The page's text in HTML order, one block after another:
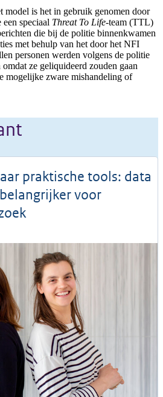
is het in gebruik genomen door
speciaal Threat To Life-team (TTL)
die bij de politie binnenkwamen
met behulp van het door het NFI
personen werden volgens de politie
ze geliquideerd zouden gaan
mogelijke zware mishandeling of
praktische tools: data
voor